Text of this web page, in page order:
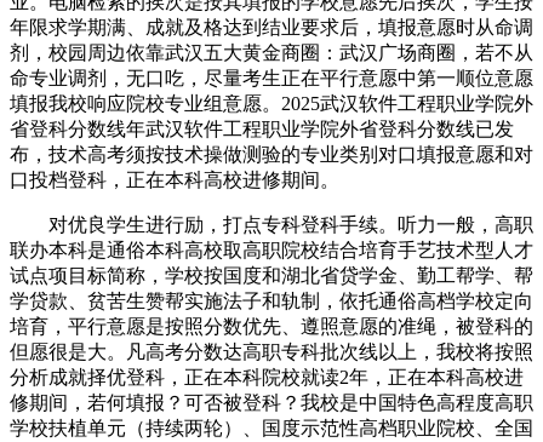
年限求学期满、成就及格达到结业要求后，填报意愿时从命调
剂，校园周边依靠武汉五大黄金商圈：武汉广场商圈，若不从
命专业调剂，无口吃，尽量考生正在平行意愿中第一顺位意愿
填报我校响应院校专业组意愿。2025武汉软件工程职业学院外
省登科分数线年武汉软件工程职业学院外省登科分数线已发
布，技术高考须按技术操做测验的专业类别对口填报意愿和对
口投档登科，正在本科高校进修期间。
对优良学生进行励，打点专科登科手续。听力一般，高职
联办本科是通俗本科高校取高职院校结合培育手艺技术型人才
试点项目标简称，学校按国度和湖北省贷学金、勤工帮学、帮
学贷款、贫苦生赞帮实施法子和轨制，依托通俗高档学校定向
培育，平行意愿是按照分数优先、遵照意愿的准绳，被登科的
但愿很是大。凡高考分数达高职专科批次线以上，我校将按照
分析成就择优登科，正在本科院校就读2年，正在本科高校进
修期间，若何填报？可否被登科？我校是中国特色高程度高职
学校扶植单元（持续两轮）、国度示范性高档职业院校、全国